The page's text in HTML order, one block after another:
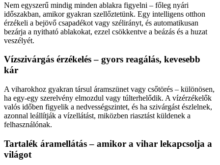
Nem egyszerű mindig minden ablakra figyelni – főleg nyári
időszakban, amikor gyakran szellőztetünk. Egy intelligens otthon
érzékeli a bejövő csapadékot vagy szélirányt, és automatikusan
bezárja a nyitható ablakokat, ezzel csökkentve a beázás és a huzat
veszélyét.
Vízszivárgás érzékelés – gyors reagálás, kevesebb
kár
A viharokhoz gyakran társul áramszünet vagy csőtörés – különösen,
ha egy-egy szerelvény elmozdul vagy túlterhelődik. A vízérzékelők
valós időben figyelik a nedvességszintet, és ha szivárgást észlelnek,
azonnal leállítják a vízellátást, miközben riasztást küldenek a
felhasználónak.
Tartalék áramellátás – amikor a vihar lekapcsolja a
világot